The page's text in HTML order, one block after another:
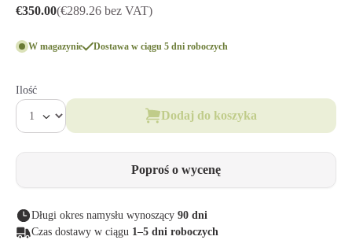
€350.00(€289.26 bez VAT)
W magazynie Dostawa w ciągu 5 dni roboczych
Ilość
Dodaj do koszyka
Poproś o wycenę
Długi okres namysłu wynoszący 90 dni
Czas dostawy w ciągu 1–5 dni roboczych